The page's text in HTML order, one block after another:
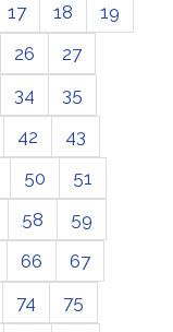
17 18
19
26
27
34
35
42
43
50
51
58
59
66
67
74
75